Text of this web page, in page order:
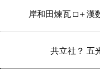
岸和田煉瓦 □＋漢
共立社？ 五